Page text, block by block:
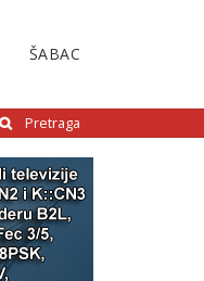
ŠABAC
Pretraga